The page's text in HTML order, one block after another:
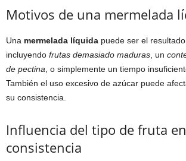
Motivos de una mermelada
Una mermelada líquida puede ser el
incluyendo frutas demasiado maduras , un
de pectina , o simplemente un tiempo
También el uso excesivo de azúcar puede
su consistencia.
Influencia del tipo de fruta
consistencia